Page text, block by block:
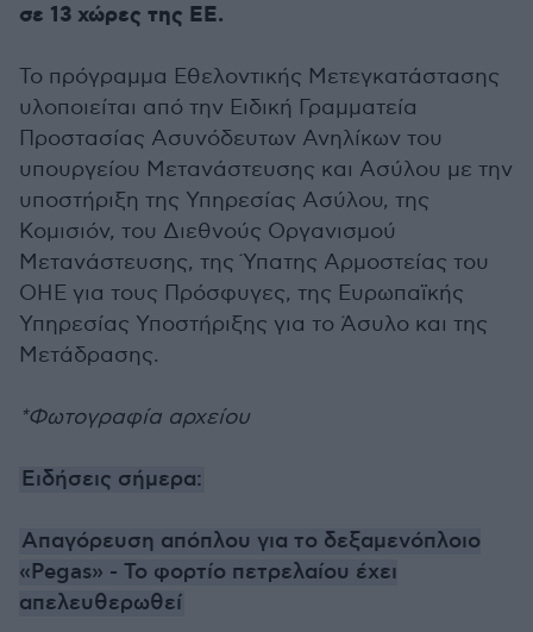
σε 13 χώρες της ΕΕ.
Το πρόγραμμα Εθελοντικής Μετεγκατάστασης
υλοποιείται από την Ειδική Γραμματεία
Προστασίας Ασυνόδευτων Ανηλίκων του
υπουργείου Μετανάστευσης και Ασύλου με την
υποστήριξη της Υπηρεσίας Ασύλου, της
Κομισιόν, του Διεθνούς Οργανισμού
Μετανάστευσης, της Ύπατης Αρμοστείας του
ΟΗΕ για τους Πρόσφυγες, της Ευρωπαϊκής
Υπηρεσίας Υποστήριξης για το Άσυλο και της
Μετάδρασης.
*Φωτογραφία αρχείου
Ειδήσεις σήμερα:
Απαγόρευση απόπλου για το δεξαμενόπλοιο
«Pegas» - Το φορτίο πετρελαίου έχει
απελευθερωθεί